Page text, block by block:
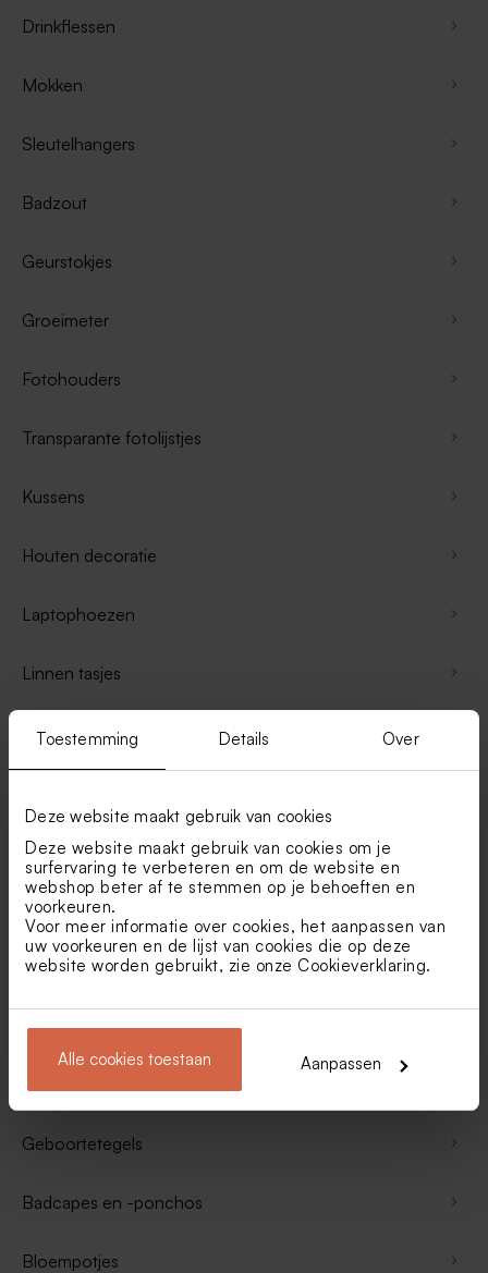
Toestemming Details Over
Deze website maakt gebruik van cookies
Deze website maakt gebruik van cookies om je
surfervaring te verbeteren en om de website en
webshop beter af te stemmen op je behoeften en
voorkeuren.
Voor meer informatie over cookies, het aanpassen van
uw voorkeuren en de lijst van cookies die op deze
website worden gebruikt, zie onze Cookieverklaring.
Alle cookies toestaan Aanpassen
Drinkflessen
Mokken
Sleutelhangers
Badzout
Geurstokjes
Groeimeter
Fotohouders
Transparante fotolijstjes
Kussens
Houten decoratie
Laptophoezen
Linnen tasjes
Geboorteposters
Eigen ontwerp cadeaus
Cadeau ceremoniemeester
Verjaardagscadeau vrouw
Verjaardagscadeau man
Geboortetegels
Badcapes en -ponchos
Bloempotjes